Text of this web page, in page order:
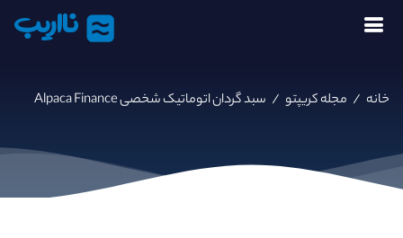
نااریب
خانه / مجله کریپتو / سبد گردان اتوماتیک شخصی Alpaca Finance